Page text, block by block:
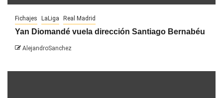
Fichajes LaLiga Real Madrid
Yan Diomandé vuela dirección Santiago Bernabéu
AlejandroSanchez